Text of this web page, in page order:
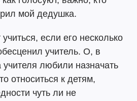
мой дедушка.
если его несколько
учитель. О, в
учителя любили назначать
относиться к детям,
чуть ли не